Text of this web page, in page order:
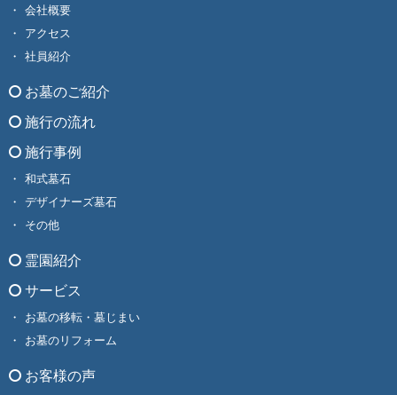
会社概要
アクセス
社員紹介
お墓のご紹介
施行の流れ
施行事例
和式墓石
デザイナーズ墓石
その他
霊園紹介
サービス
お墓の移転・墓じまい
お墓のリフォーム
お客様の声